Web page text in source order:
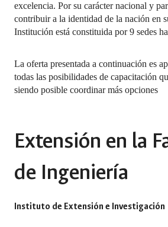
excelencia. Por su carácter nacional y
contribuir a la identidad de la nación en
Institución está constituida por 9 sedes
La oferta presentada a continuación es
todas las posibilidades de capacitación
siendo posible coordinar más opciones
Extensión en la
de Ingeniería
Instituto de Extensión e Investigación